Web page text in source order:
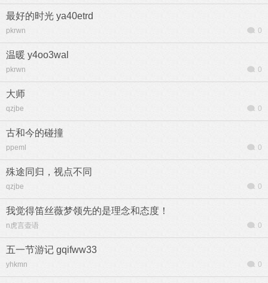
最好的时光 ya40etrd
pkrwn 0
温暖 y4oo3wal
pkrwn 0
大师
qzjbe 0
古和今的碰撞
ppeml 0
殊途同归，视点不同
qzjbe 0
我觉得笛丝薇梦领先的是理念和态度！
n虎言壶语 0
五一节游记 gqifww33
yhkmn 0